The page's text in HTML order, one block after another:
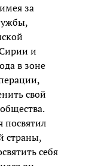
за
и
в зоне
свой
посвятил
страны,
себя